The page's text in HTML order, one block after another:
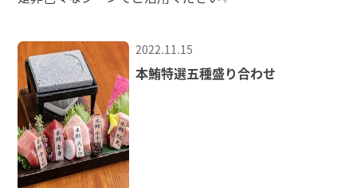
2022.11.15
本鮪特選五種盛り合わせ